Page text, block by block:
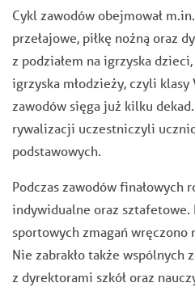
Cykl zawodów obejmował
przełajowe, piłkę nożną oraz
z podziałem na igrzyska
igrzyska młodzieży, czyli klasy
zawodów sięga już kilku
rywalizacji uczestniczyli
podstawowych.
Podczas zawodów finałowych
indywidualne oraz sztafetowe.
sportowych zmagań wręczono
Nie zabrakło także wspólnych
z dyrektorami szkół oraz